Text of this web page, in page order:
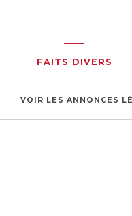
FAITS DIVERS
VOIR LES ANNONCES